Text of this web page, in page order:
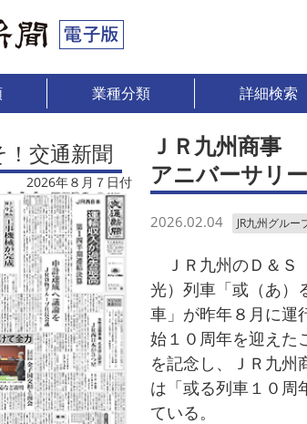
業種分類 詳細検索
交通新聞
2026年８月７日付
ＪＲ九州商事
アニバーサリ
2026.02.04 JR九州グルー
ＪＲ九州のＤ＆Ｓ
光）列車「或（あ）
車」が昨年８月に運
始１０周年を迎えた
を記念し、ＪＲ九州
は「或る列車１０
ている。